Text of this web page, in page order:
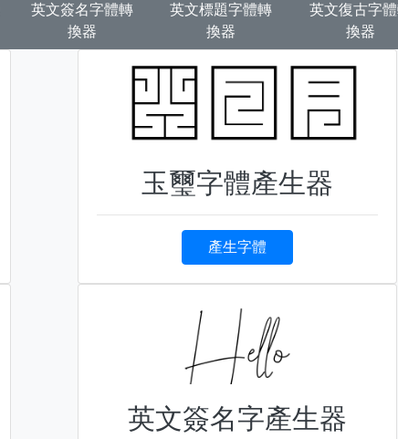
英文簽名字體轉
換器
英文標題字體轉
換器
英文復古字
換器
玉璽字體產生器
產生字體
英文簽名字產生器